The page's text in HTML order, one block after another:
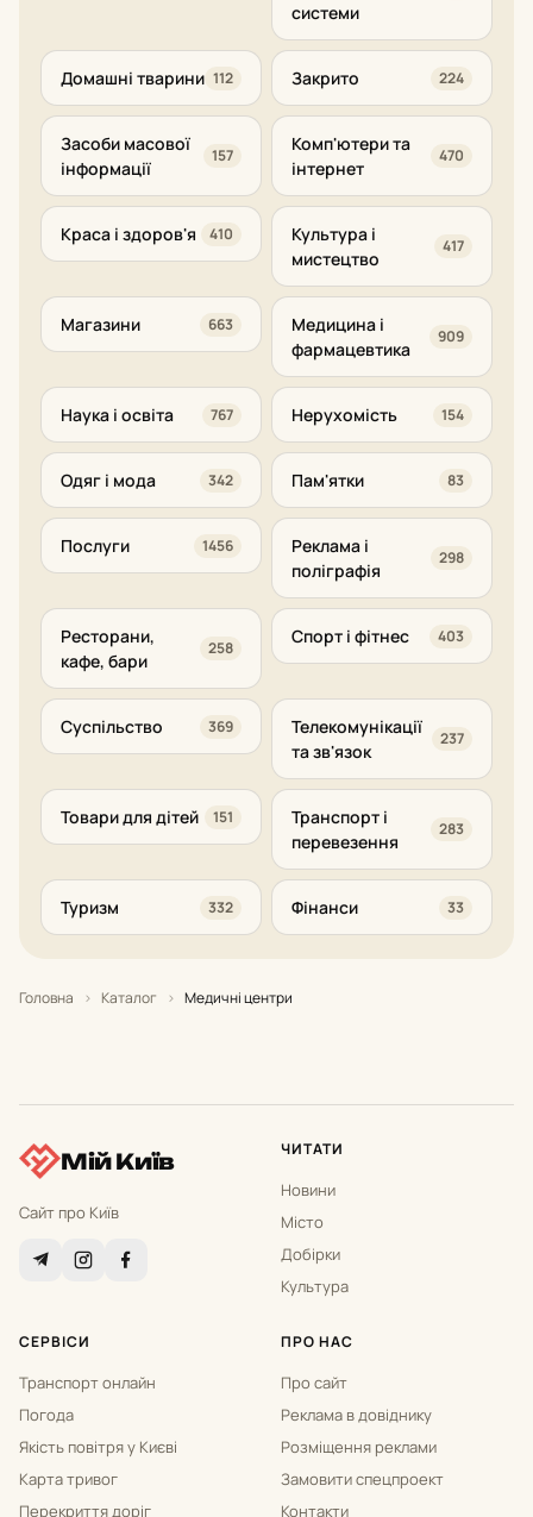
системи
Домашні тварини 112 Закрито 224
Засоби масової
інформації
157
Комп'ютери та
інтернет
470
Краса і здоров'я 410
Культура і
мистецтво
417
Магазини 663
Медицина і
фармацевтика
909
Наука і освіта 767 Нерухомість 154
Одяг і мода 342 Пам'ятки 83
Послуги 1456
Реклама і
поліграфія
298
Ресторани,
кафе, бари
258
Спорт і фітнес 403
Суспільство 369
Телекомунікації
та зв'язок
237
Товари для дітей 151
Транспорт і
перевезення
283
Туризм 332 Фінанси 33
Головна › Каталог › Медичні центри
Мій Київ
Сайт про Київ
ЧИТАТИ
Новини
Місто
Добірки
Культура
СЕРВІСИ
Транспорт онлайн
Погода
Якість повітря у Києві
Карта тривог
Перекриття доріг
ПРО НАС
Про сайт
Реклама в довіднику
Розміщення реклами
Замовити спецпроект
Контакти